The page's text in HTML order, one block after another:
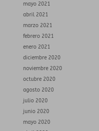
mayo 2021
abril 2021
marzo 2021
febrero 2021
enero 2021
diciembre 2020
noviembre 2020
octubre 2020
agosto 2020
julio 2020
junio 2020
mayo 2020